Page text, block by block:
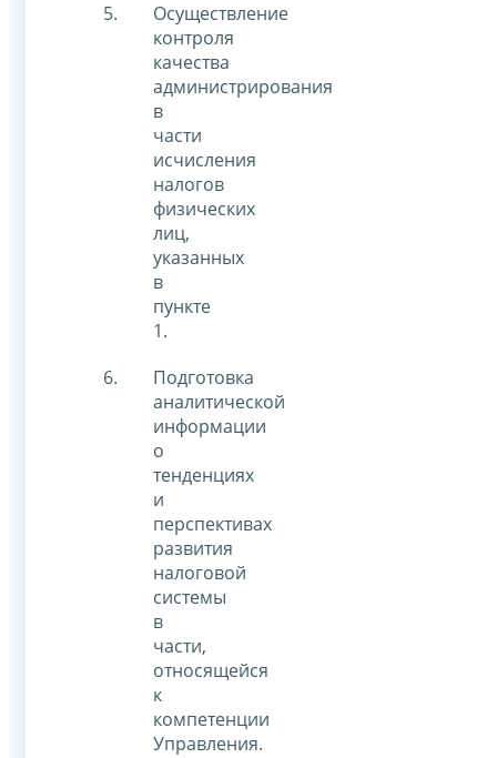
Осуществление
контроля
качества
администрирования
в
части
исчисления
налогов
физических
лиц,
указанных
в
пункте
1.
Подготовка
аналитической
информации
о
тенденциях
и
перспективах
развития
налоговой
системы
в
части,
относящейся
к
компетенции
Управления.